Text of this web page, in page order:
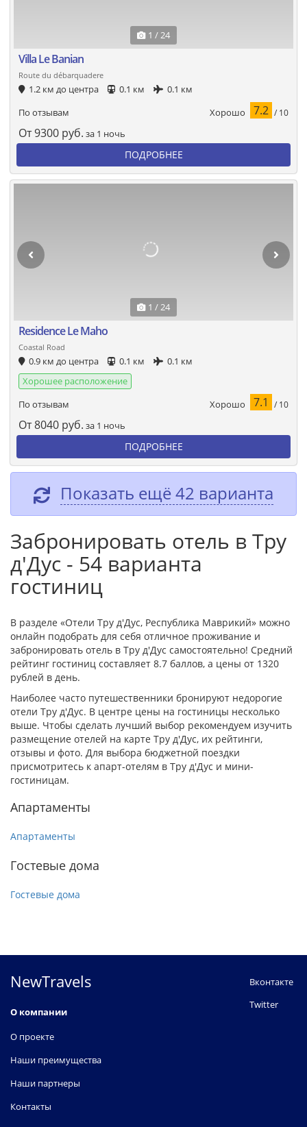
1 / 24
Villa Le Banian
Route du débarquadere
1.2 км до центра 0.1 км
0.1 км
По отзывам
Хорошо 7.2 / 10
От9300 руб. за 1 ночь
ПОДРОБНЕЕ
1 / 24
Residence Le Maho
Coastal Road
0.9 км до центра 0.1 км
0.1 км
Хорошее расположение
По отзывам
Хорошо 7.1 / 10
От8040 руб. за 1 ночь
ПОДРОБНЕЕ
Показать ещё 42 варианта
Забронировать отель в Тру
д'Дус - 54 варианта
гостиниц
В разделе «Отели Тру д'Дус, Республика Маврикий» можно
онлайн подобрать для себя отличное проживание и
забронировать отель в Тру д'Дус самостоятельно! Средний
рейтинг гостиниц составляет 8.7 баллов, а цены от 1320
рублей в день.
Наиболее часто путешественники бронируют недорогие
отели Тру д'Дус. В центре цены на гостиницы несколько
выше. Чтобы сделать лучший выбор рекомендуем изучить
размещение отелей на карте Тру д'Дус, их рейтинги,
отзывы и фото. Для выбора бюджетной поездки
присмотритесь к апарт-отелям в Тру д'Дус и мини-
гостиницам.
Апартаменты
Апартаменты
Гостевые дома
Гостевые дома
NewTravels
О компании
О проекте
Наши преимущества
Наши партнеры
Контакты
Вконтакте
Twitter